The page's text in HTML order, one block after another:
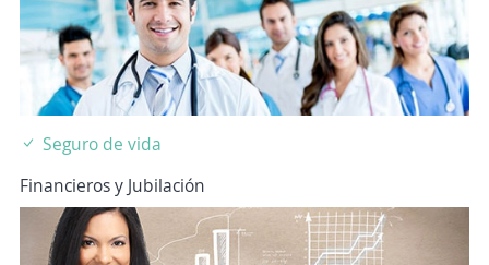
Seguro de vida
Financieros y Jubilación